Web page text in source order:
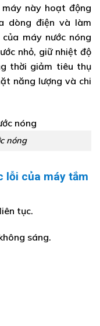
này hoạt động
dòng điện và làm
máy nước nóng
nhỏ, giữ nhiệt độ
thời giảm tiêu thụ
năng lượng và chi
nóng
lỗi của máy tắm
tục.
sáng.